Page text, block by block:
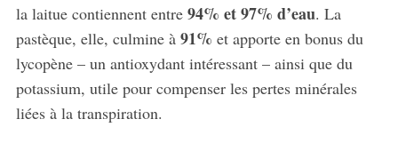
la laitue contiennent entre 94% et 97% d’eau. La
pastèque, elle, culmine à 91% et apporte en bonus du
lycopène – un antioxydant intéressant – ainsi que du
potassium, utile pour compenser les pertes minérales
liées à la transpiration.